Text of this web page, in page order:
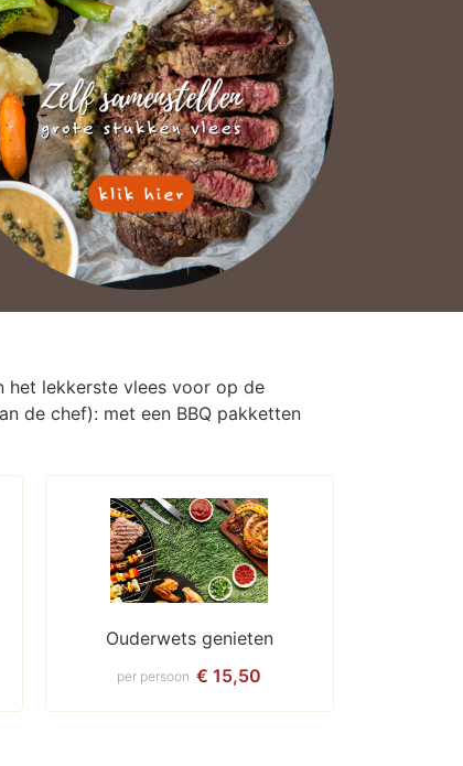
het lekkerste vlees voor op de
de chef): met een BBQ pakketten
Ouderwets genieten
€ 15,50
per persoon